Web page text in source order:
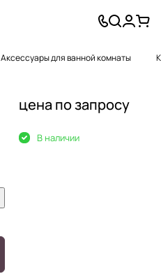
Аксессуары для ванной комнаты
цена по запросу
В наличии